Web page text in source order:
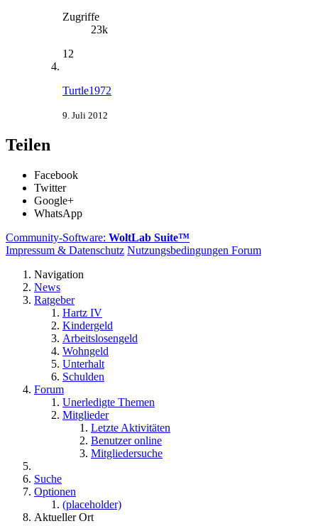
Zugriffe
23k
12
Turtle1972
9. Juli 2012
Teilen
Facebook
Twitter
Google+
WhatsApp
Community-Software: WoltLab Suite™
Impressum & Datenschutz Nutzungsbedingungen Forum
Navigation
News
Ratgeber
Hartz IV
Kindergeld
Arbeitslosengeld
Wohngeld
Unterhalt
Schulden
Forum
Unerledigte Themen
Mitglieder
Letzte Aktivitäten
Benutzer online
Mitgliedersuche
Suche
Optionen
(placeholder)
Aktueller Ort